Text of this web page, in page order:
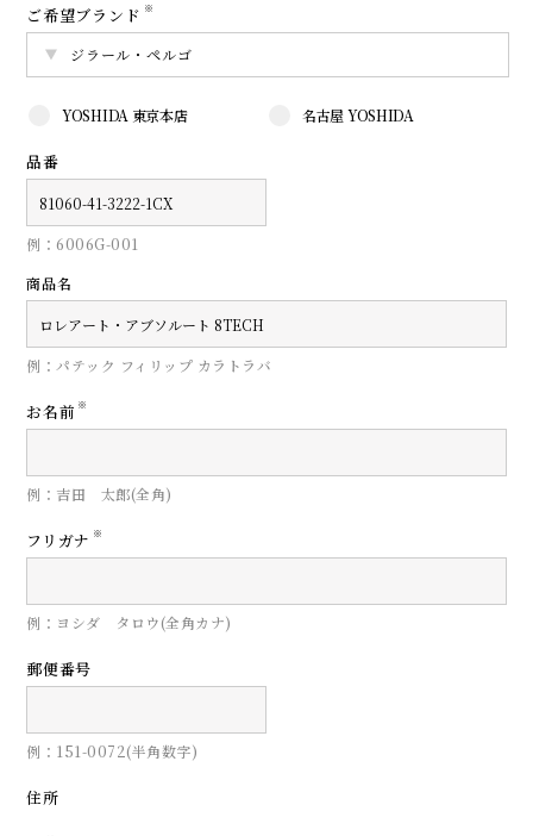
ご希望ブランド ※
YOSHIDA 東京本店 名古屋 YOSHIDA
品番
例：6006G-001
商品名
例：パテック フィリップ カラトラバ
お名前 ※
例：吉田 太郎(全角)
フリガナ ※
例：ヨシダ タロウ(全角カナ)
郵便番号
例：151-0072(半角数字)
住所